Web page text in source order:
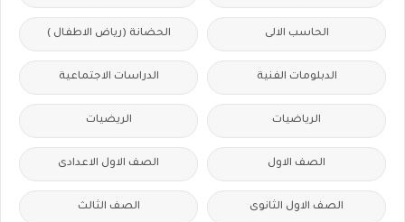
الحاسب الالى الحضانة (رياض الاطفال )
الدبلومات الفنية الدراسات الاجتماعية
الرياضيات الريضيات
الصف الاول الصف الاول الاعدادى
الصف الاول الثانوى الصف الثالث